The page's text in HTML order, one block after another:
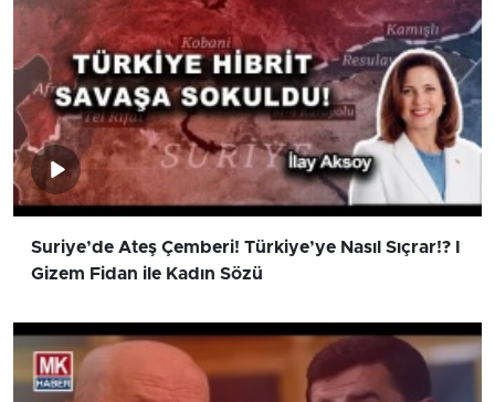
Suriye’de Ateş Çemberi! Türkiye’ye Nasıl Sıçrar!? I
Gizem Fidan ile Kadın Sözü